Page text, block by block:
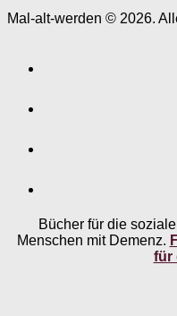
Mal-alt-werden © 2026.
Bücher für die
Menschen mit Demenz.
für